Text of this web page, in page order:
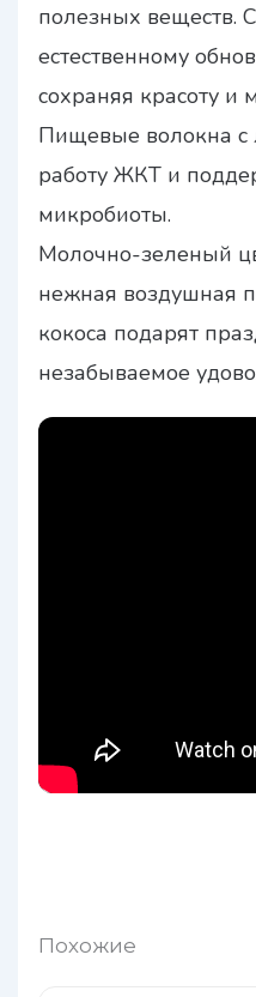
полезных веществ.
естественному
сохраняя красоту и
Пищевые волокна с
работу ЖКТ и
микробиоты.
Молочно-зеленый
нежная воздушная
кокоса подарят
незабываемое
Похожие